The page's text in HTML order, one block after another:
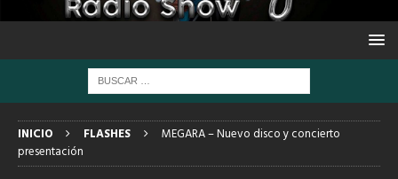
INICIO FLASHES
MEGARA – Nuevo disco y concierto
presentación